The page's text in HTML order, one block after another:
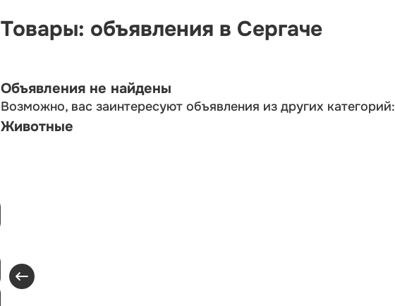
Товары: объявления в Сергаче
Объявления не найдены
Возможно, вас заинтересуют объявления из других категорий:
Животные